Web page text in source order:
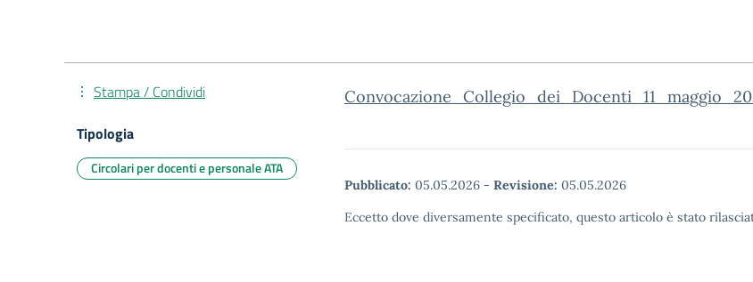
Pubblicato: 05.05.2026 - Revisione: 05.05.2026
Eccetto dove diversamente specificato, questo articolo è stato
Stampa / Condividi
Tipologia
Circolari per docenti e personale ATA